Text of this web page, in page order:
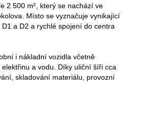
2 500 m², který se nachází ve
Místo se vyznačuje vynikající
a D2 a rychlé spojení do centra
i nákladní vozidla včetně
a vodu. Díky uliční šíři cca
skladování materiálu, provozní